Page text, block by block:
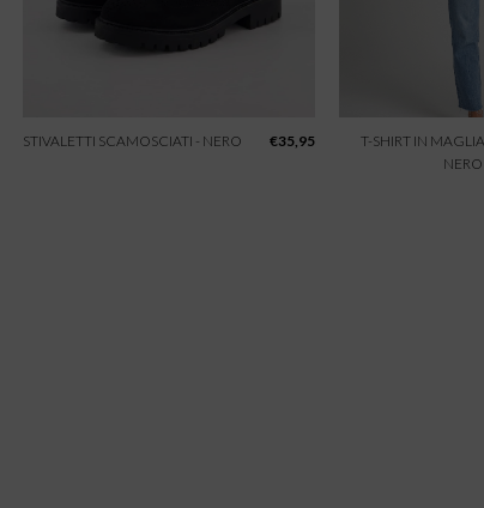
STIVALETTI SCAMOSCIATI - NERO €35,95
T-SHIRT IN
NERO